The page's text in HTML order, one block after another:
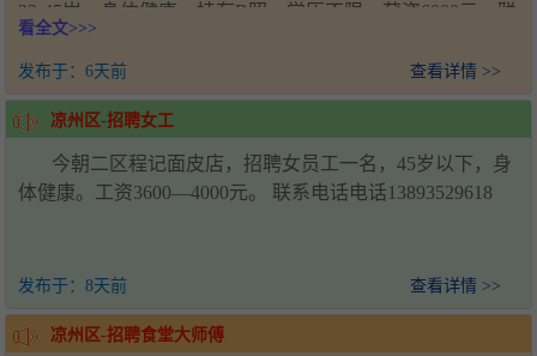
22-45岁，身体健康，持有B照，学历不限，薪资6000元。联
系人：王经理，电话：18993571920，工作地址：甘肃省武
威市凉州区新能源产业园
看全文>>>
发布于： 6天前 查看详情 >>
凉州区-招聘女工
今朝二区程记面皮店，招聘女员工一名，45岁以下，身
体健康。工资3600—4000元。 联系电话电话13893529618
发布于： 8天前 查看详情 >>
凉州区-招聘食堂大师傅